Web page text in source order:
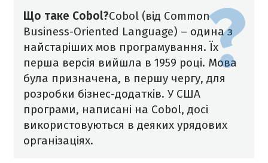
Що таке Cobol?Cobol (від Common
Business-Oriented Language) – одина з
найстаріших мов програмування. Їх
перша версія вийшла в 1959 році. Мова
була призначена, в першу чергу, для
розробки бізнес-додатків. У США
програми, написані на Cobol, досі
використовуються в деяких урядових
організаціях.